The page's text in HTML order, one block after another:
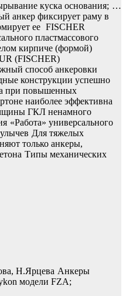
куска основания; …
анкер фиксирует раму в
ее FISCHER
пластмассового
кирпиче (формой)
(FISCHER)
способ анкеровки
конструкции успешно
при повышенных
наиболее эффективна
ГКЛ ненамного
«Работа» универсального
Для тяжелых
только анкеры,
Типы механических
Н.Ярцева Анкеры
модели FZA;